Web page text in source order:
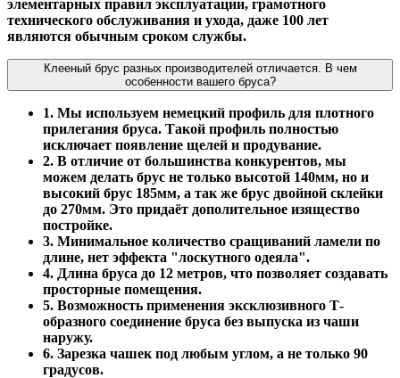
элементарных правил эксплуатации, грамотного
технического обслуживания и ухода, даже 100 лет
являются обычным сроком службы.
Клееный брус разных производителей отличается. В чем
особенности вашего бруса?
1. Мы используем немецкий профиль для плотного
прилегания бруса. Такой профиль полностью
исключает появление щелей и продувание.
2. В отличие от большинства конкурентов, мы
можем делать брус не только высотой 140мм, но и
высокий брус 185мм, а так же брус двойной склейки
до 270мм. Это придаёт дополительное изящество
постройке.
3. Минимальное количество сращиваний ламели по
длине, нет эффекта "лоскутного одеяла".
4. Длина бруса до 12 метров, что позволяет создавать
просторные помещения.
5. Возможность применения эксклюзивного Т-
образного соединение бруса без выпуска из чаши
наружу.
6. Зарезка чашек под любым углом, а не только 90
градусов.